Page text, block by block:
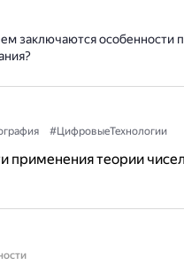
заключаются особенности
#ЦифровыеТехнологии
применения теории